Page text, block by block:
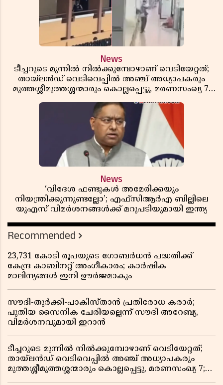
News
ടീച്ചറുടെ മുന്നിൽ നിൽക്കുമ്പോഴാണ് വെടിയേറ്റത്;
തായ്‌ലൻഡ് വെടിവെപ്പിൽ അഞ്ച് അധ്യാപകരും
മുത്തശ്ശീമുത്തശ്ശന്മാരും കൊല്ലപ്പെട്ടു, മരണസംഖ്യ 7;
News
‘വിദേശ ഫണ്ടുകൾ അമേരിക്കയും
നിയന്ത്രിക്കുന്നുണ്ടല്ലോ’; എഫ്സിആർഎ ബില്ലിലെ
യുഎസ് വിമർശനങ്ങൾക്ക് മറുപടിയുമായി ഇന്ത്യ
Recommended
23,731 കോടി രൂപയുടെ ഗോബർധൻ പദ്ധതിക്ക്
കേന്ദ്ര കാബിനറ്റ് അംഗീകാരം; കാർഷിക
മാലിന്യങ്ങൾ ഇനി ഊർജമാകും
സൗദി-തുർക്കി-പാകിസ്താൻ പ്രതിരോധ കരാർ;
പുതിയ സൈനിക ചേരിയല്ലെന്ന് സൗദി അറേബ്യ,
വിമർശനവുമായി ഇറാൻ
ടീച്ചറുടെ മുന്നിൽ നിൽക്കുമ്പോഴാണ് വെടിയേറ്റത്;
തായ്‌ലൻഡ് വെടിവെപ്പിൽ അഞ്ച് അധ്യാപകരും
മുത്തശ്ശീമുത്തശ്ശന്മാരും കൊല്ലപ്പെട്ടു, മരണസംഖ്യ 7;